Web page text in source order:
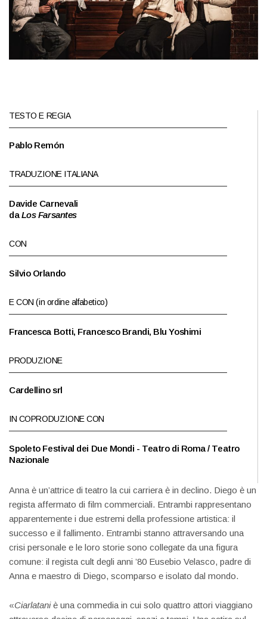
TESTO E REGIA
Pablo Remón
TRADUZIONE ITALIANA
Davide Carnevali
daLos Farsantes
CON
Silvio Orlando
E CON (in ordine alfabetico)
Francesca Botti, Francesco Brandi, Blu Yoshimi
PRODUZIONE
Cardellino srl
IN COPRODUZIONE CON
Spoleto Festival dei Due Mondi - Teatro di Roma / Teatro
Nazionale
Anna è un’attrice di teatro la cui carriera è in declino. Diego è un
regista affermato di film commerciali. Entrambi rappresentano
apparentemente i due estremi della professione artistica: il
successo e il fallimento. Entrambi stanno attraversando una
crisi personale e le loro storie sono collegate da una figura
comune: il regista cult degli anni ’80 Eusebio Velasco, padre di
Anna e maestro di Diego, scomparso e isolato dal mondo.
«Ciarlataniè una commedia in cui solo quattro attori viaggiano